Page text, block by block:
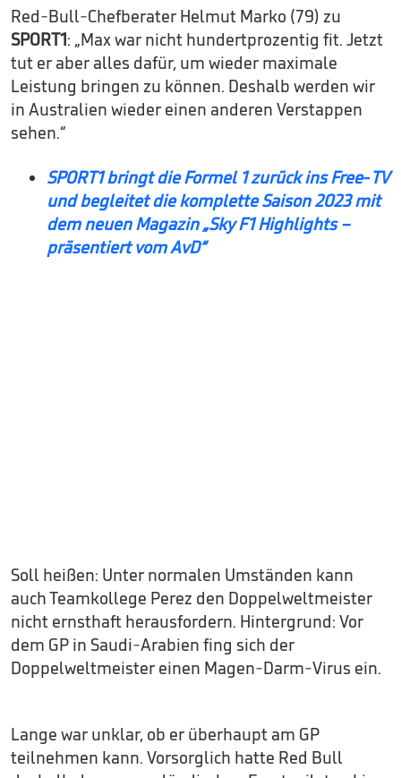
Red-Bull-Chefberater Helmut Marko (79) zu
SPORT1: „Max war nicht hundertprozentig fit. Jetzt
tut er aber alles dafür, um wieder maximale
Leistung bringen zu können. Deshalb werden wir
in Australien wieder einen anderen Verstappen
sehen.“
SPORT1 bringt die Formel 1 zurück ins Free-TV
und begleitet die komplette Saison 2023 mit
dem neuen Magazin „Sky F1 Highlights –
präsentiert vom AvD“
Soll heißen: Unter normalen Umständen kann
auch Teamkollege Perez den Doppelweltmeister
nicht ernsthaft herausfordern. Hintergrund: Vor
dem GP in Saudi-Arabien fing sich der
Doppelweltmeister einen Magen-Darm-Virus ein.
Lange war unklar, ob er überhaupt am GP
teilnehmen kann. Vorsorglich hatte Red Bull